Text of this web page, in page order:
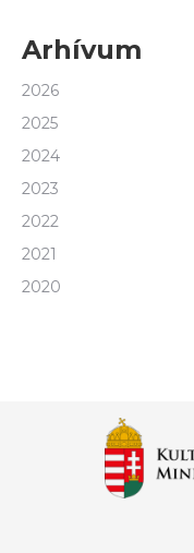
Arhívum
2026
2025
2024
2023
2022
2021
2020